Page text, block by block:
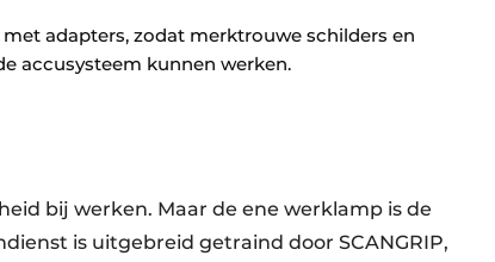
adapters, zodat merktrouwe schilders en
accusysteem kunnen werken.
bij werken. Maar de ene werklamp is de
is uitgebreid getraind door SCANGRIP,